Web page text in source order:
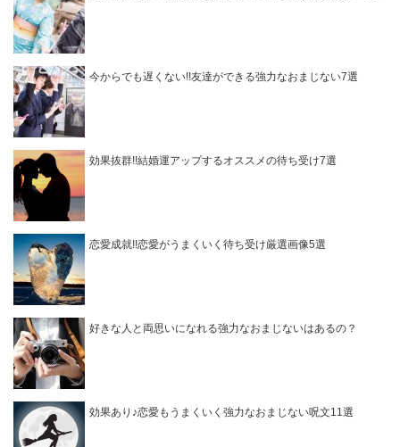
今からでも遅くない!!友達ができる強力なおまじない7選
効果抜群!!結婚運アップするオススメの待ち受け7選
恋愛成就!!恋愛がうまくいく待ち受け厳選画像5選
好きな人と両思いになれる強力なおまじないはあるの？
効果あり♪恋愛もうまくいく強力なおまじない呪文11選